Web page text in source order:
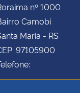
nº 1000
Camobi
Maria - RS
97105900